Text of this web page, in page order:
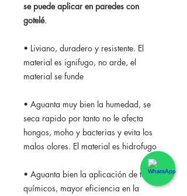
se puede aplicar en paredes con
gotelé.
• Liviano, duradero y resistente. El
material es ignifugo, no arde, el
material se funde
• Aguanta muy bien la humedad, se
seca rapido por tanto no le afecta
hongos, moho y bacterias y evita los
malos olores. El material es hidrofugo
• Aguanta bien la aplicación de tintes
químicos, mayor eficiencia en la